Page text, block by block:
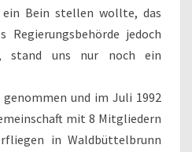
ein Bein stellen wollte, das
Regierungsbehörde jedoch
stand uns nur noch ein
genommen und im Juli 1992
mit 8 Mitgliedern
in Waldbüttelbrunn